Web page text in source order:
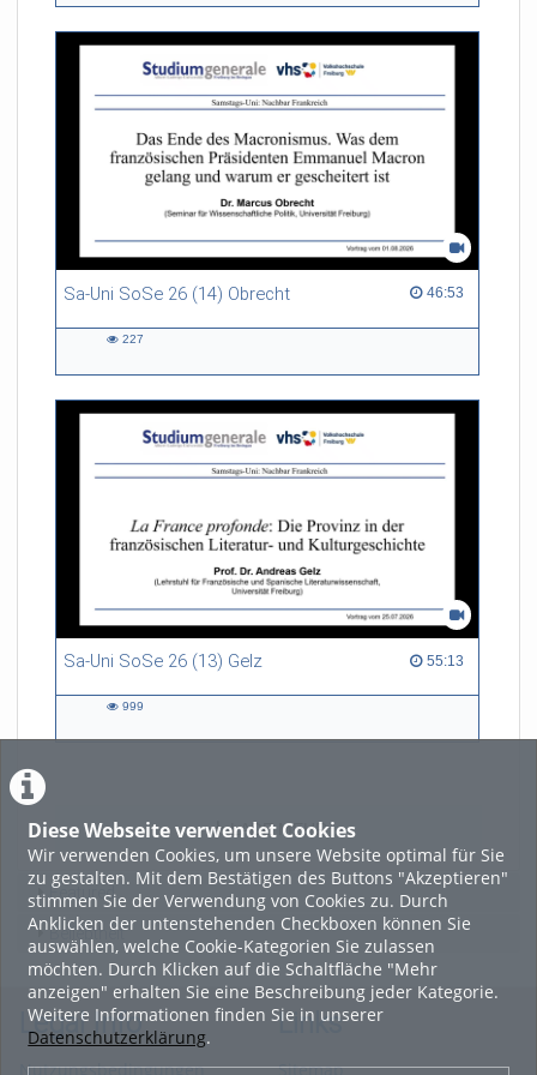
Diese Webseite verwendet Cookies
Wir verwenden Cookies, um unsere Website optimal für Sie
zu gestalten. Mit dem Bestätigen des Buttons "Akzeptieren"
stimmen Sie der Verwendung von Cookies zu. Durch
Anklicken der untenstehenden Checkboxen können Sie
auswählen, welche Cookie-Kategorien Sie zulassen
möchten. Durch Klicken auf die Schaltfläche "Mehr
anzeigen" erhalten Sie eine Beschreibung jeder Kategorie.
Weitere Informationen finden Sie in unserer
Datenschutzerklärung.
Sa-Uni SoSe 26 (14) Obrecht 46:53
46:53 duration
227
Sa-Uni SoSe 26 (13) Gelz 55:13
55:13 duration
999
LADE MEHR
Featured
Beliebtheit
Legal Info
Nutzungsbedingungen
Links
Sitemap